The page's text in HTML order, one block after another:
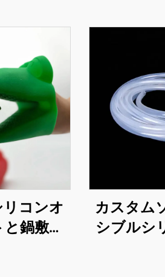
コンオ
鍋敷き
カスタム
シブルシ